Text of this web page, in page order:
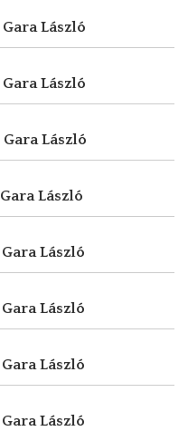
Gara László
Gara László
Gara László
Gara László
Gara László
Gara László
Gara László
Gara László